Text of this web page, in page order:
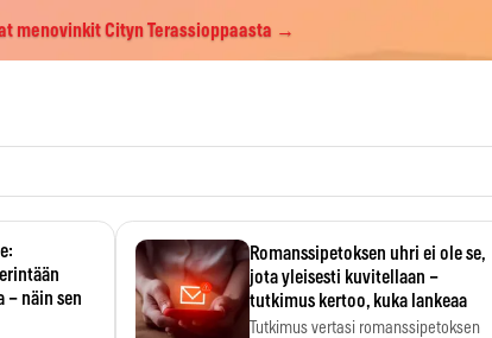
menovinkit Cityn Terassioppaasta →
– näin sen
Romanssipetoksen uhri ei ole se,
jota yleisesti kuvitellaan –
tutkimus kertoo, kuka lankeaa
Tutkimus vertasi romanssipetoksen